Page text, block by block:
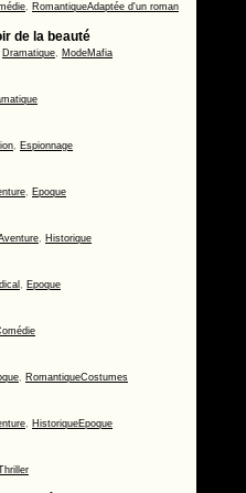
, RomantiqueAdaptée d'un roman
de la beauté
Dramatique, ModeMafia
, Espionnage
, Epoque
, Historique
, Epoque
, RomantiqueCostumes
, HistoriqueEpoque